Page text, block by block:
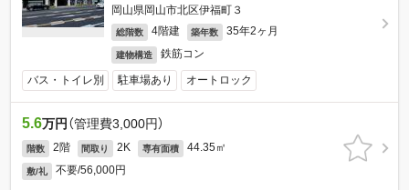
岡山県岡山市北区伊福町３
総階数 4階建 築年数 35年2ヶ月
建物構造 鉄筋コン
バス・トイレ別 駐車場あり オートロック
5.6万円 （管理費3,000円）
階数 2階 間取り 2K 専有面積 44.35㎡
敷/礼 不要/56,000円